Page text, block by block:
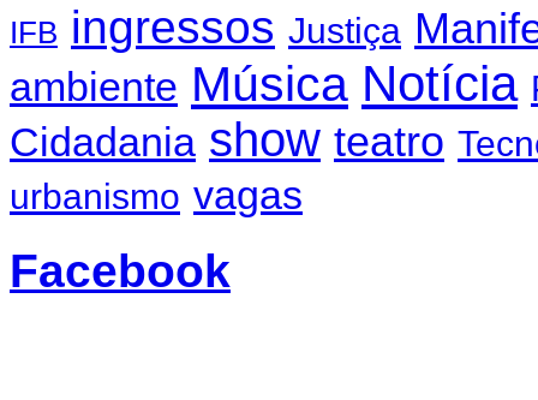
IFB ingressos Justiça
ambiente Música Notícia
Cidadania show teatro
urbanismo vagas
Facebook